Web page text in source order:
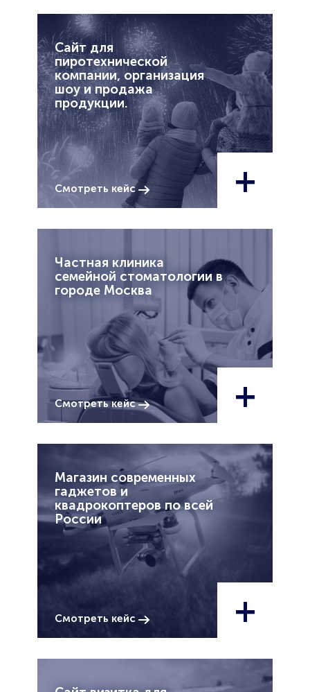
Сайт для
пиротехнической
компании, организация
шоу и продажа
продукции.
Смотреть кейс +
Частная клиника
семейной стоматологии в
городе Москва
Смотреть кейс +
Магазин современных
гаджетов и
квадрокоптеров по всей
России
Смотреть кейс +